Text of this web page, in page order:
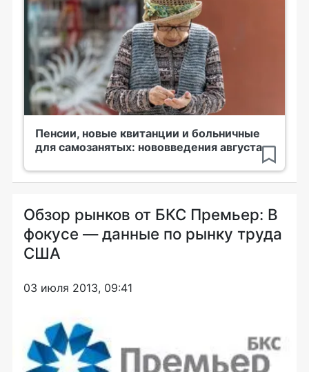
Пенсии, новые квитанции и больничные
для самозанятых: нововведения августа
Обзор рынков от БКС Премьер: В
фокусе — данные по рынку труда
США
03 июля 2013, 09:41